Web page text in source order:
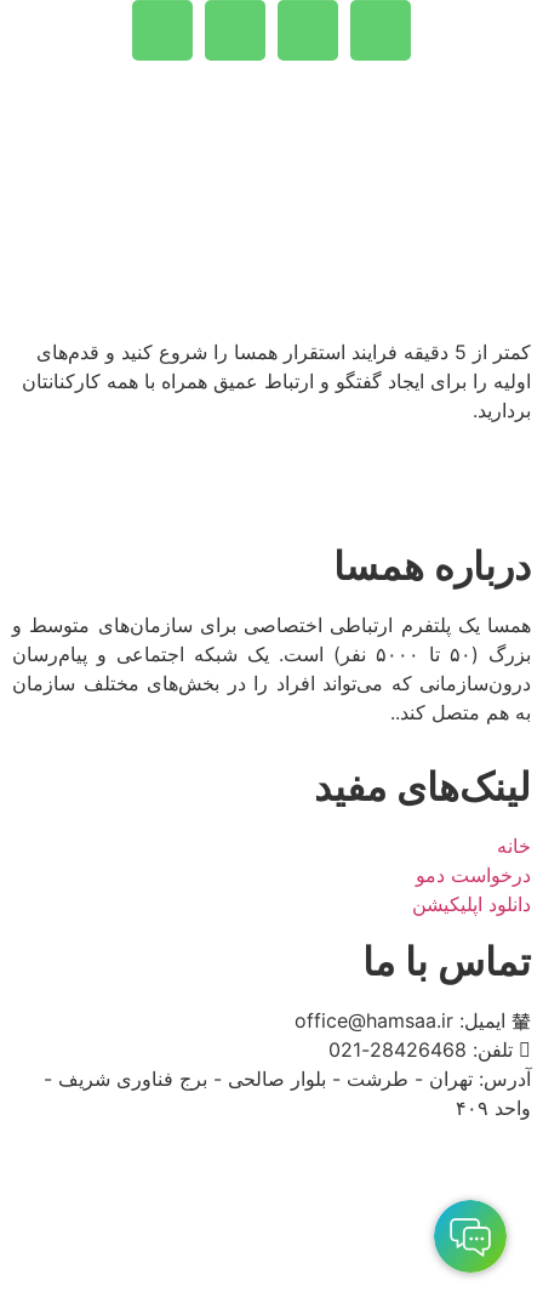
کمتر از 5 دقیقه فرایند استقرار همسا را شروع کنید و قدم‌های
اولیه را برای ایجاد گفتگو و ارتباط عمیق همراه با همه کارکنانتان
بردارید.
درباره همسا
همسا یک پلتفرم ارتباطی اختصاصی برای سازمان‌های متوسط و
بزرگ (۵۰ تا ۵۰۰۰ نفر) است. یک شبکه اجتماعی و پیام‌رسان
درون‌سازمانی که می‌تواند افراد را در بخش‌های مختلف سازمان
به هم متصل کند..
لینک‌های مفید
خانه
درخواست دمو
دانلود اپلیکیشن
تماس با ما
ایمیل: office@hamsaa.ir
تلفن: 28426468-021
آدرس: تهران - طرشت - بلوار صالحی - برج فناوری شریف -
واحد ۴۰۹